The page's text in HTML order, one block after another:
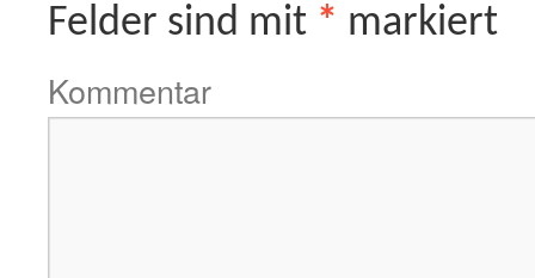
Felder sind mit * markiert
Kommentar